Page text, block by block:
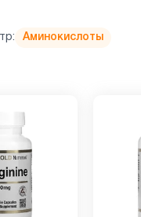
Аминокислоты